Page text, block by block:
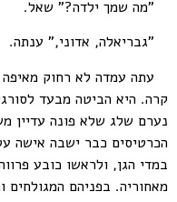
"מה שמך ילדה?" שאל.
"גבריאלה, אדוני," ענתה.
עתה עמדה לא רחוק
קרה. היא הביטה מבעד
נערם שלג שלא פונה עדיין
הכרטיסים כבר ישבה אישה
במדי הגן, ולראשו כובע
מאחוריה. בפניהם המגולחים